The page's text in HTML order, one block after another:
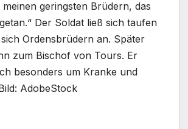
geringsten Brüdern, das
Der Soldat ließ sich taufen
Ordensbrüdern an. Später
zum Bischof von Tours. Er
besonders um Kranke und
AdobeStock